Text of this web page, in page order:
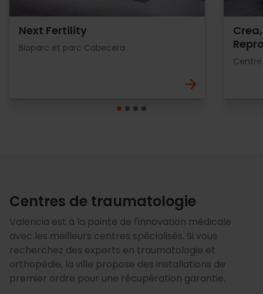
Next Fertility
Bioparc et parc Cabecera
Centres de traumatologie
Valencia est à la pointe de l'innovation médicale
avec les meilleurs centres spécialisés. Si vous
recherchez des experts en traumatologie et
orthopédie, la ville propose des installations de
premier ordre pour une récupération garantie.